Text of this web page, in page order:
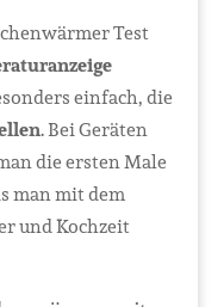
Test
einfach, die
. Bei Geräten
die ersten Male
man mit dem
und Kochzeit